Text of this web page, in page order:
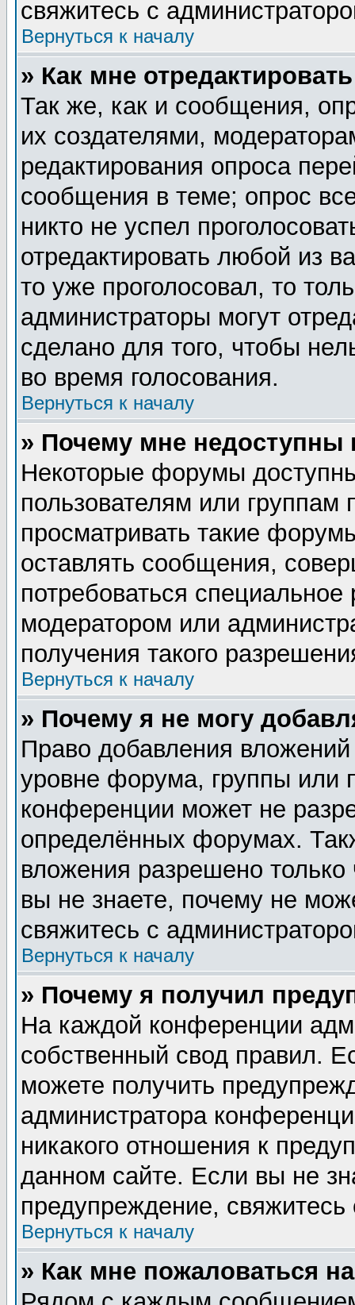
свяжитесь с
Вернуться к началу
» Как мне
Так же, как и сообщения,
их создателями,
редактирования опроса
сообщения в теме; опрос
никто не успел
отредактировать любой из
то уже проголосовал, то
администраторы могут
сделано для того, чтобы
во время голосования.
Вернуться к началу
» Почему мне
Некоторые форумы
пользователям или группам
просматривать такие
оставлять сообщения,
потребоваться
модератором или
получения такого
Вернуться к началу
» Почему я не могу
Право добавления
уровне форума, группы или
конференции может не
определённых форумах.
вложения разрешено
вы не знаете, почему не
свяжитесь с
Вернуться к началу
» Почему я получил
На каждой конференции
собственный свод правил.
можете получить
администратора
никакого отношения к
данном сайте. Если вы не
предупреждение,
Вернуться к началу
» Как мне пожаловаться